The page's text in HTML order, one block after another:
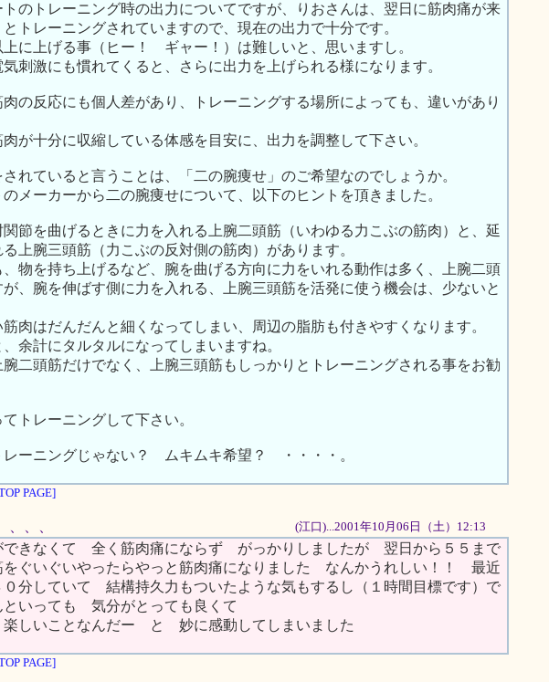
のトレーニング時の出力についてですが、りおさんは、翌日に筋肉痛が来
トレーニングされていますので、現在の出力で十分です。
に上げる事（ヒー！ ギャー！）は難しいと、思いますし。
刺激にも慣れてくると、さらに出力を上げられる様になります。
の反応にも個人差があり、トレーニングする場所によっても、違いがあり
が十分に収縮している体感を目安に、出力を調整して下さい。
れていると言うことは、「二の腕痩せ」のご希望なのでしょうか。
メーカーから二の腕痩せについて、以下のヒントを頂きました。
関節を曲げるときに力を入れる上腕二頭筋（いわゆる力こぶの筋肉）と、延
上腕三頭筋（力こぶの反対側の筋肉）があります。
物を持ち上げるなど、腕を曲げる方向に力をいれる動作は多く、上腕二頭
、腕を伸ばす側に力を入れる、上腕三頭筋を活発に使う機会は、少ないと
肉はだんだんと細くなってしまい、周辺の脂肪も付きやすくなります。
余計にタルタルになってしまいますね。
二頭筋だけでなく、上腕三頭筋もしっかりとトレーニングされる事をお勧
トレーニングして下さい。
レーニングじゃない？ ムキムキ希望？ ・・・・。
PAGE]
、、、 (江口)...2001年10月06日（土）12:13
できなくて 全く筋肉痛にならず がっかりしましたが 翌日から５５まで
をぐいぐいやったらやっと筋肉痛になりました なんかうれしい！！ 最近
０分していて 結構持久力もついたような気もするし（１時間目標です）で
いっても 気分がとっても良くて
しいことなんだー と 妙に感動してしまいました
PAGE]